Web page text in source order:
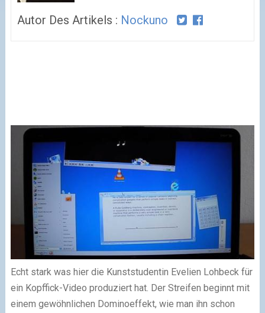
Autor Des Artikels : Nockuno
Echt stark was hier die Kunststudentin Evelien Lohbeck für
ein Kopffick-Video produziert hat. Der Streifen beginnt mit
einem gewöhnlichen Dominoeffekt, wie man ihn schon